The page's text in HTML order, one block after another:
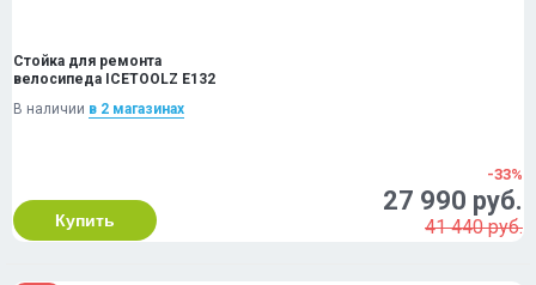
Стойка для ремонта
велосипеда ICETOOLZ E132
В наличии в 2 магазинах
Купить
-33%
27 990 руб.
41 440 руб.